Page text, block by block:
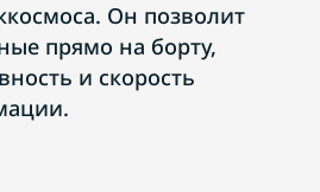
Он позволит
прямо на борту,
и скорость